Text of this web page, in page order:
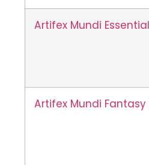
Artifex Mundi
Artifex Mundi Fantasy